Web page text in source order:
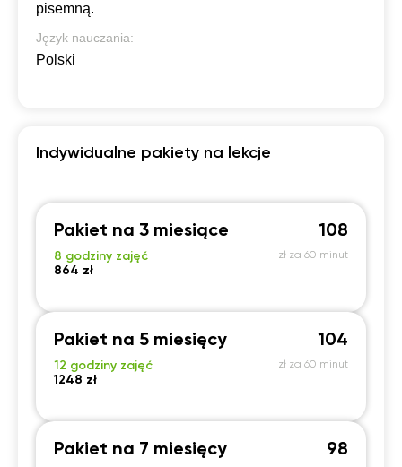
pisemną.
Język nauczania:
Polski
Indywidualne pakiety na lekcje
Pakiet na 3 miesiące
8 godziny zajęć
864 zł
108
zł za 60 minut
Pakiet na 5 miesięcy
12 godziny zajęć
1248 zł
104
zł za 60 minut
Pakiet na 7 miesięcy 98